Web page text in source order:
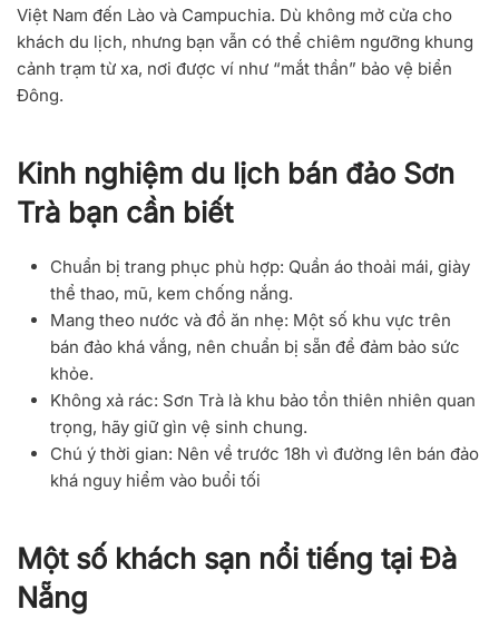
Việt Nam đến Lào và Campuchia. Dù không mở cửa cho
khách du lịch, nhưng bạn vẫn có thể chiêm ngưỡng khung
cảnh trạm từ xa, nơi được ví như “mắt thần” bảo vệ biển
Đông.
Kinh nghiệm du lịch bán đảo Sơn
Trà bạn cần biết
Chuẩn bị trang phục phù hợp: Quần áo thoải mái, giày
thể thao, mũ, kem chống nắng.
Mang theo nước và đồ ăn nhẹ: Một số khu vực trên
bán đảo khá vắng, nên chuẩn bị sẵn để đảm bảo sức
khỏe.
Không xả rác: Sơn Trà là khu bảo tồn thiên nhiên quan
trọng, hãy giữ gìn vệ sinh chung.
Chú ý thời gian: Nên về trước 18h vì đường lên bán đảo
khá nguy hiểm vào buổi tối
Một số khách sạn nổi tiếng tại Đà
Nẵng